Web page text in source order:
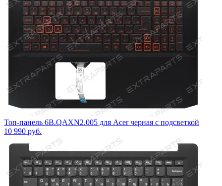
Топ-панель 6B.QAXN2.005 для Acer черная с подсветкой
10 990 руб.